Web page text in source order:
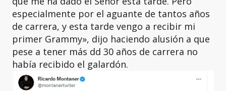
especialmente por el aguante de tantos años
de carrera, y esta tarde vengo a recibir mi
primer Grammy», dijo haciendo alusión a que
pese a tener más dd 30 años de carrera no
había recibido el galardón.